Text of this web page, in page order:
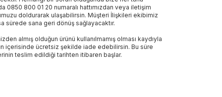
0850 800 01 20 numaralı hattımızdan veya iletişim
doldurarak ulaşabilirsin. Müşteri İlişkileri ekibimiz
sürede sana geri dönüş sağlayacaktır.
almış olduğun ürünü kullanılmamış olması kaydıyla
içerisinde ücretsiz şekilde iade edebilirsin. Bu süre
teslim edildiği tarihten itibaren başlar.